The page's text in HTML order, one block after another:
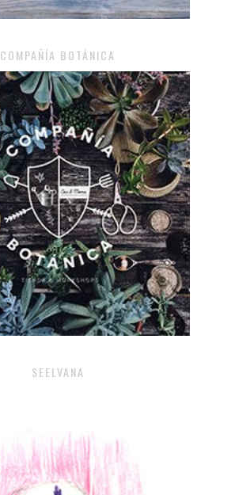
COMPAÑÍA BOTÁNICA
SEELVANA